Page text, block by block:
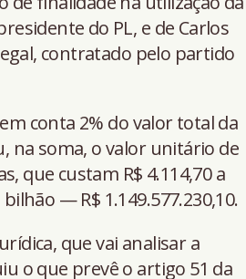
do PL, e de Carlos
contratado pelo partido
conta 2% do valor total da
na soma, o valor unitário de
que custam R$ 4.114,70 a
— R$ 1.149.577.230,10.
que vai analisar a
o que prevê o artigo 51 da